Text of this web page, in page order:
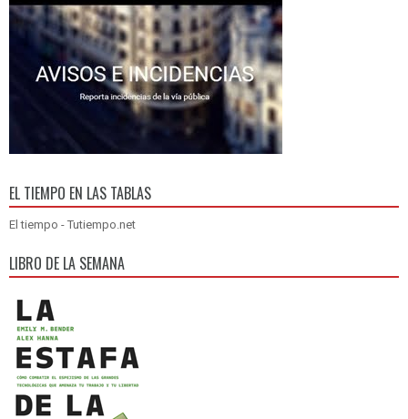
EL TIEMPO EN LAS TABLAS
El tiempo - Tutiempo.net
LIBRO DE LA SEMANA